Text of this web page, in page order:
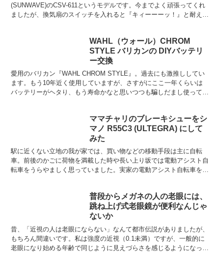
(SUNWAVE)のCSV-611というモデルです。今までよく頑張ってくれ
ましたが、換気扇のスイッチを入れると『キィーーーッ！』と耐えら
WAHL（ウォール）CHROM
STYLE バリカンの DIYバッテリ
ー交換
愛用のバリカン『WAHL CHROM STYLE』。過去にも激推ししてい
ます。もう10年近く使用していますが、さすがにここ一年くらいは
バッテリーがヘタり、もう寿命かなと思いつつも騙しだまし使ってい
ママチャリのブレーキシューをシ
マノ R55C3 (ULTEGRA) にして
みた
駅に近くない立地の我が家では、買い物などの移動手段は主に自転
車。前後のかごに荷物を満載した時や長い上り坂では電動アシスト自
転車をうらやましく思っていました。実家の電動アシスト自転車を借
普段からメガネの人の老眼には、
跳ね上げ式老眼鏡が便利なんじゃ
ないか
昔、「近視の人は老眼にならない」なんて都市伝説がありましたが、
もちろん間違いです。私は強度の近視（0.1未満）ですが、一般的に
老眼になり始める年齢で同じように見えづらさを感じるようになった